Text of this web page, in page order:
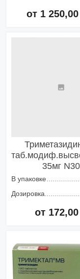
от 1
35мг N30
В упаковке
Дозировка
от